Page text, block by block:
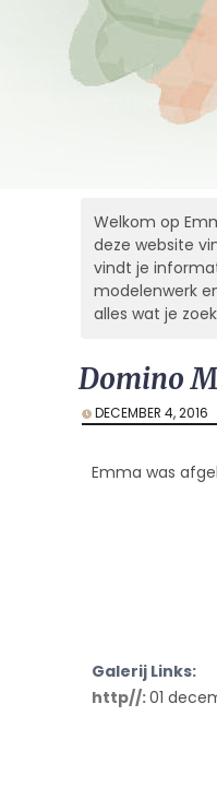
Welkom op
deze website
vindt je
modelenwerk
alles wat je
Domino
DECEMBER 4, 2016
Emma was
Galerij Links:
http//:01